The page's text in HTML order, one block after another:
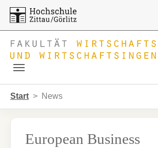
Start News
European Business